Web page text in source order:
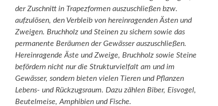
der Zuschnitt in Trapezformen auszuschließen bzw.
aufzulösen, den Verbleib von hereinragenden Ästen und
Zweigen. Bruchholz und Steinen zu sichern sowie das
permanente Beräumen der Gewässer auszuschließen.
Hereinragende Äste und Zweige, Bruchholz sowie Steine
befördern nicht nur die Strukturvielfalt am und im
Gewässer, sondern bieten vielen Tieren und Pflanzen
Lebens- und Rückzugsraum. Dazu zählen Biber, Eisvogel,
Beutelmeise, Amphibien und Fische.